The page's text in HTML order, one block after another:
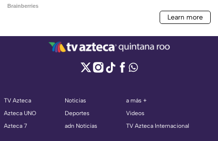
TV Azteca
Azteca UNO
Azteca 7
Noticias
Deportes
adn Noticias
a más +
Videos
TV Azteca Internacional